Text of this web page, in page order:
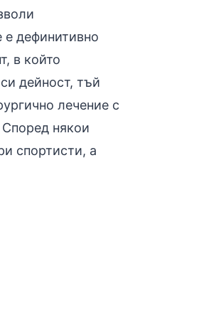
е дефинитивно
в който
дейност, тъй
лечение с
Според някои
спортисти, а